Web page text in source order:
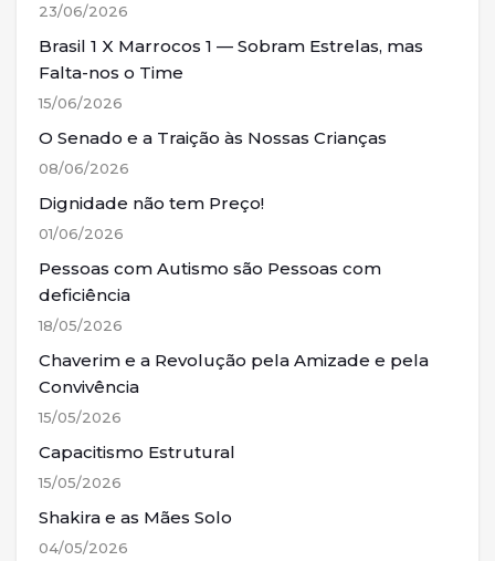
23/06/2026
Brasil 1 X Marrocos 1 — Sobram Estrelas, mas
Falta-nos o Time
15/06/2026
O Senado e a Traição às Nossas Crianças
08/06/2026
Dignidade não tem Preço!
01/06/2026
Pessoas com Autismo são Pessoas com
deficiência
18/05/2026
Chaverim e a Revolução pela Amizade e pela
Convivência
15/05/2026
Capacitismo Estrutural
15/05/2026
Shakira e as Mães Solo
04/05/2026